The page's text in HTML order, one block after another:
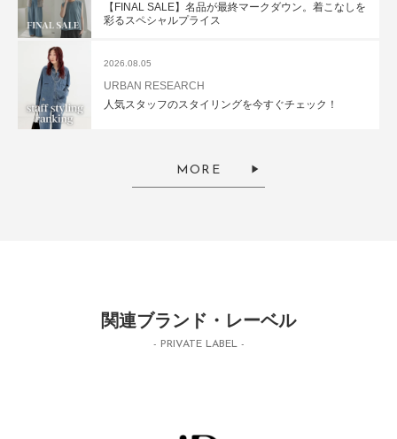
【FINAL SALE】名品が最終マークダウン。着こなしを
彩るスペシャルプライス
2026.08.05
URBAN RESEARCH
人気スタッフのスタイリングを今すぐチェック！
MORE
関連ブランド・レーベル
- PRIVATE LABEL -